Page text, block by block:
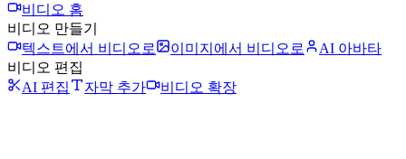
비디오 홈
비디오 만들기
텍스트에서 비디오로
이미지에서 비디오로
AI 아바타
비디오 편집
AI 편집
자막 추가 비디오 확장